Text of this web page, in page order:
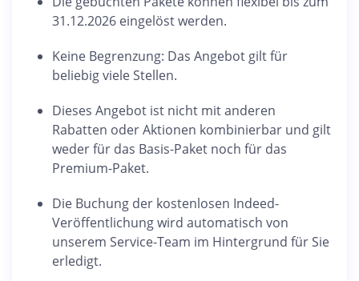
31.12.2026 eingelöst werden.
Keine Begrenzung: Das Angebot gilt für
beliebig viele Stellen.
Dieses Angebot ist nicht mit anderen
Rabatten oder Aktionen kombinierbar und gilt
weder für das Basis-Paket noch für das
Premium-Paket.
Die Buchung der kostenlosen Indeed-
Veröffentlichung wird automatisch von
unserem Service-Team im Hintergrund für Sie
erledigt.